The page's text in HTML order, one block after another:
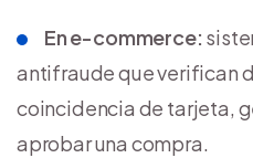
En e-commerce:
antifraude que verifican
coincidencia de tarjeta,
aprobar una compra.